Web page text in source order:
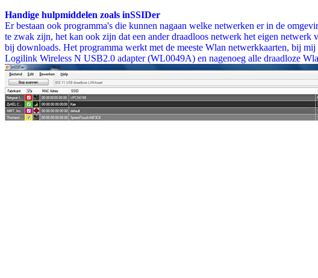
Handige hulpmiddelen zoals inSSIDer
Er bestaan ook programma's die kunnen nagaan welke netwerken er in de
te zwak zijn, het kan ook zijn dat een ander draadloos netwerk het eigen
bij downloads. Het programma werkt met de meeste Wlan netwerkkaarten, bij
Logilink Wireless N USB2.0 adapter (WL0049A) en nagenoeg alle draadloze